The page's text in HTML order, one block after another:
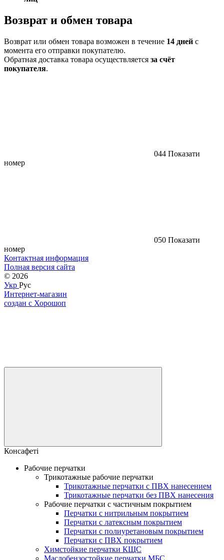
Возврат и обмен товара
Возврат или обмен товара возможен в течение 14 дней с
момента его отправки покупателю.
Обратная доставка товара осуществляется за счёт
покупателя.
044 Показати
номер
050 Показати
номер
Контактная информация
Полная версия сайта
© 2026
Укр Рус
Интернет-магазин
создан с Хорошоп
Консафеті
Рабочие перчатки
Трикотажные рабочие перчатки
Трикотажные перчатки с ПВХ нанесением
Трикотажные перчатки без ПВХ нанесения
Рабочие перчатки с частичным покрытием
Перчатки с нитрильным покрытием
Перчатки с латексным покрытием
Перчатки с полиуретановым покрытием
Перчатки с ПВХ покрытием
Химстойкие перчатки КЩС
Маслобензостойкие перчатки МБС